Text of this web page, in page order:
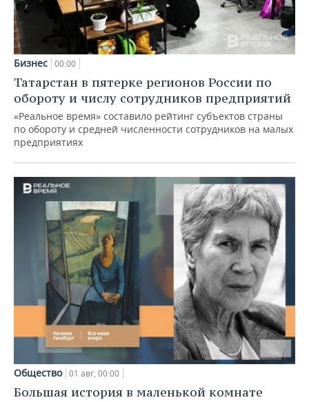
Бизнес 00:00
Татарстан в пятерке регионов России по
обороту и числу сотрудников предприятий
«Реальное время» составило рейтинг субъектов страны
по обороту и средней численности сотрудников на малых
предприятиях
Общество 01 авг, 00:00
Большая история в маленькой комнате